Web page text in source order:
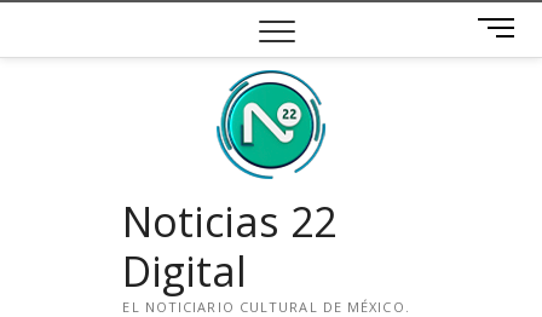
contenido
B
o
Noticias 22
Digital
EL NOTICIARIO CULTURAL DE MÉXICO.